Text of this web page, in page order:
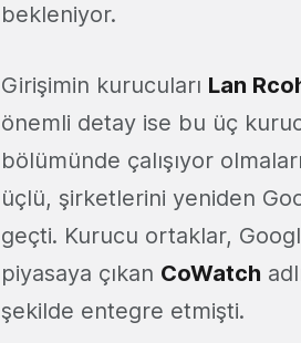
bekleniyor.
Girişimin kurucuları Lan
önemli detay ise bu üç
bölümünde çalışıyor
üçlü, şirketlerini yeniden
geçti. Kurucu ortaklar,
piyasaya çıkan CoWatch
şekilde entegre etmişti.